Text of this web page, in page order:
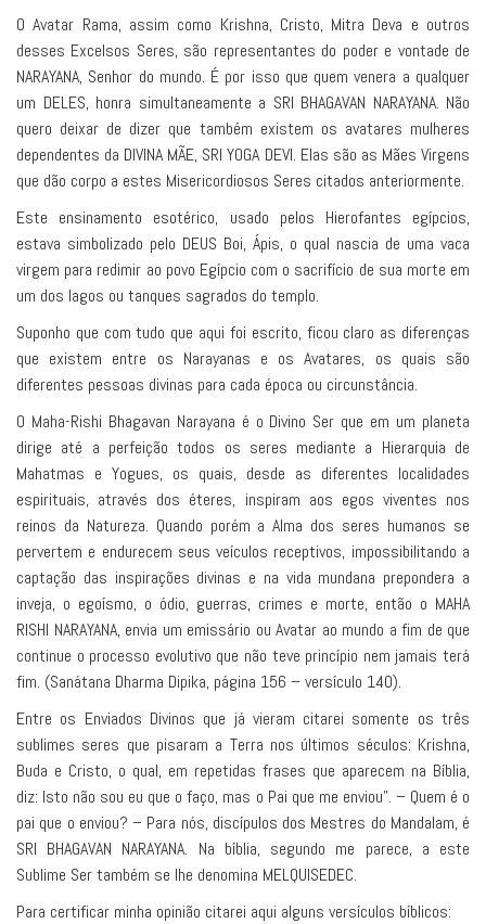
O Avatar Rama, assim como Krishna, Cristo, Mitra Deva e outros
desses Excelsos Seres, são representantes do poder e vontade de
NARAYANA, Senhor do mundo. É por isso que quem venera a qualquer
um DELES, honra simultaneamente a SRI BHAGAVAN NARAYANA. Não
quero deixar de dizer que também existem os avatares mulheres
dependentes da DIVINA MÃE, SRI YOGA DEVI. Elas são as Mães Virgens
que dão corpo a estes Misericordiosos Seres citados anteriormente.
Este ensinamento esotérico, usado pelos Hierofantes egípcios,
estava simbolizado pelo DEUS Boi, Ápis, o qual nascia de uma vaca
virgem para redimir ao povo Egípcio com o sacrifício de sua morte em
um dos lagos ou tanques sagrados do templo.
Suponho que com tudo que aqui foi escrito, ficou claro as diferenças
que existem entre os Narayanas e os Avatares, os quais são
diferentes pessoas divinas para cada época ou circunstância.
O Maha-Rishi Bhagavan Narayana é o Divino Ser que em um planeta
dirige até a perfeição todos os seres mediante a Hierarquia de
Mahatmas e Yogues, os quais, desde as diferentes localidades
espirituais, através dos éteres, inspiram aos egos viventes nos
reinos da Natureza. Quando porém a Alma dos seres humanos se
pervertem e endurecem seus veículos receptivos, impossibilitando a
captação das inspirações divinas e na vida mundana prepondera a
inveja, o egoísmo, o ódio, guerras, crimes e morte, então o MAHA
RISHI NARAYANA, envia um emissário ou Avatar ao mundo a fim de que
continue o processo evolutivo que não teve princípio nem jamais terá
fim. (Sanátana Dharma Dipika, página 156 – versículo 140).
Entre os Enviados Divinos que já vieram citarei somente os três
sublimes seres que pisaram a Terra nos últimos séculos: Krishna,
Buda e Cristo, o qual, em repetidas frases que aparecem na Bíblia,
diz: Isto não sou eu que o faço, mas o Pai que me enviou”. – Quem é o
pai que o enviou? – Para nós, discípulos dos Mestres do Mandalam, é
SRI BHAGAVAN NARAYANA. Na bíblia, segundo me parece, a este
Sublime Ser também se lhe denomina MELQUISEDEC.
Para certificar minha opinião citarei aqui alguns versículos bíblicos: